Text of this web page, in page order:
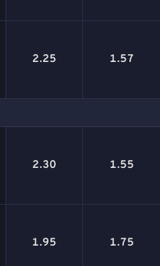
2.25 1.57
2.30 1.55
1.95 1.75